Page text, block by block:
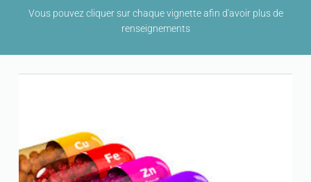
Vous pouvez cliquer sur chaque vignette afin d'avoir plus de
renseignements